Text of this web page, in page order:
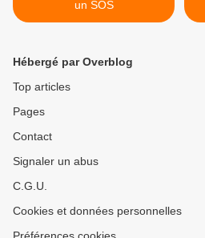
un SOS
Hébergé par Overblog
Top articles
Pages
Contact
Signaler un abus
C.G.U.
Cookies et données personnelles